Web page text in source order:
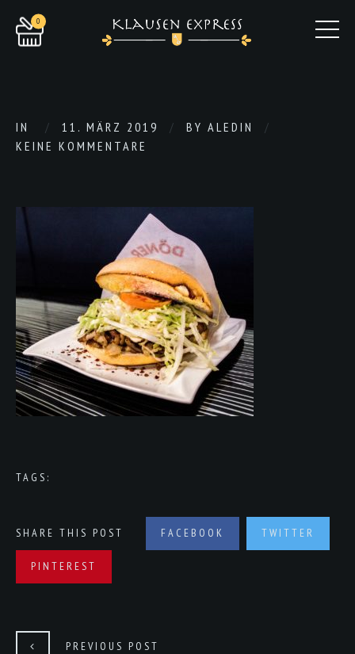
0
IN 11. MÄRZ 2019 BY ALEDIN
KEINE KOMMENTARE
TAGS:
SHARE THIS POST FACEBOOK TWITTER
PINTEREST
PREVIOUS POST